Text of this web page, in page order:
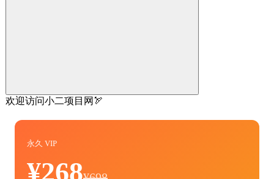
欢迎访问小二项目网🏹
永久 VIP
¥268